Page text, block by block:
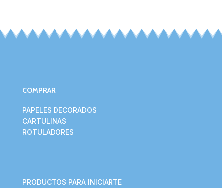
COMPRAR
PAPELES DECORADOS
CARTULINAS
ROTULADORES
PRODUCTOS PARA INICIARTE